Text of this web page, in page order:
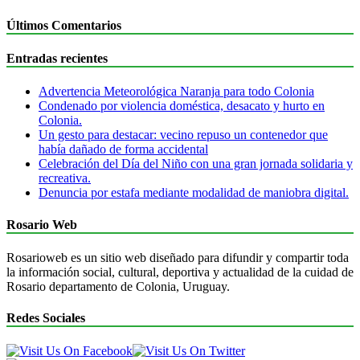
Últimos Comentarios
Entradas recientes
Advertencia Meteorológica Naranja para todo Colonia
Condenado por violencia doméstica, desacato y hurto en
Colonia.
Un gesto para destacar: vecino repuso un contenedor que
había dañado de forma accidental
Celebración del Día del Niño con una gran jornada solidaria y
recreativa.
Denuncia por estafa mediante modalidad de maniobra digital.
Rosario Web
Rosarioweb es un sitio web diseñado para difundir y compartir toda
la información social, cultural, deportiva y actualidad de la cuidad de
Rosario departamento de Colonia, Uruguay.
Redes Sociales